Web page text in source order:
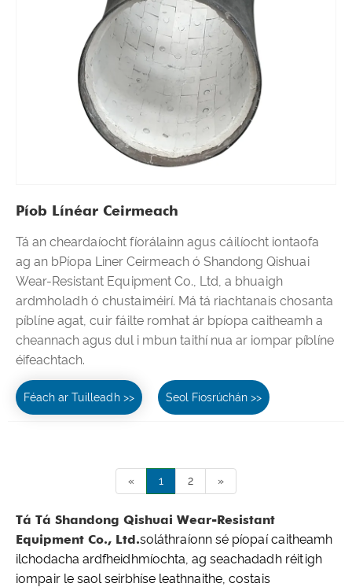
Píob Línéar Ceirmeach
Tá an cheardaíocht fíorálainn agus cáilíocht iontaofa
ag an bPíopa Liner Ceirmeach ó Shandong Qishuai
Wear-Resistant Equipment Co., Ltd, a bhuaigh
ardmholadh ó chustaiméirí. Má tá riachtanais chosanta
píblíne agat, cuir fáilte romhat ár bpíopa caitheamh a
cheannach agus dul i mbun taithí nua ar iompar píblíne
éifeachtach.
Féach ar Tuilleadh >> Seol Fiosrúchán >>
« 1 2 »
Tá Tá Shandong Qishuai Wear-Resistant
Equipment Co., Ltd.soláthraíonn sé píopaí caitheamh
ilchodacha ardfheidhmíochta, ag seachadadh réitigh
iompair le saol seirbhíse leathnaithe, costais